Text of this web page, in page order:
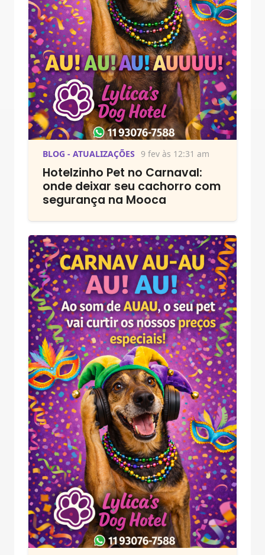
BLOG - ATUALIZAÇÕES 9 fev às 12:31 am
Hotelzinho Pet no Carnaval:
onde deixar seu cachorro com
segurança na Mooca